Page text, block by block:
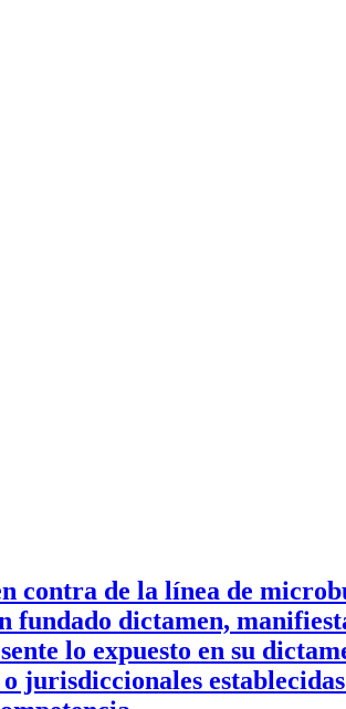
contra de la línea de
dictamen,
lo expuesto en su
jurisdiccionales